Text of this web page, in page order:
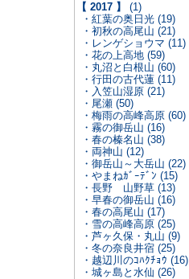
【 2017 】
(1)
・紅葉の奥日光 (19)
・初秋の高尾山 (21)
・レンゲショウマ (11)
・花の上高地 (59)
・丸沼と白根山 (60)
・行田の古代蓮 (11)
・入笠山湿原 (21)
・尾瀬 (50)
・梅雨の高峰高原 (60)
・霧の御岳山 (16)
・春の榛名山 (38)
・両神山 (12)
・御岳山～大岳山 (22)
・やまねｶﾞｰﾃﾞﾝ (15)
・長野 山野草 (13)
・早春の御岳山 (16)
・春の高尾山 (17)
・雪の高峰高原 (25)
・芦ヶ久保・丸山 (9)
・冬の奈良井宿 (25)
・越辺川のｺﾊｸﾁｮｳ (16)
・城ヶ島と水仙 (26)